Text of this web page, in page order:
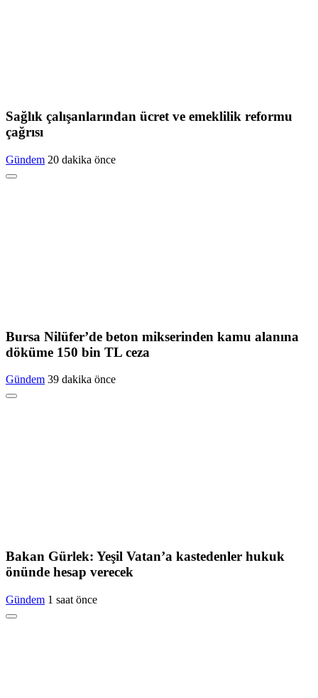
Sağlık çalışanlarından ücret ve emeklilik reformu
çağrısı
Gündem 20 dakika önce
Bursa Nilüfer’de beton mikserinden kamu alanına
döküme 150 bin TL ceza
Gündem 39 dakika önce
Bakan Gürlek: Yeşil Vatan’a kastedenler hukuk
önünde hesap verecek
Gündem 1 saat önce